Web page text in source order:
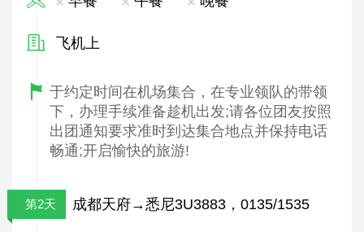
飞机上
于约定时间在机场集合，在专业领队的带领
下，办理手续准备趁机出发;请各位团友按照
出团通知要求准时到达集合地点并保持电话
畅通;开启愉快的旅游!
第2天 成都天府→悉尼3U3883，0135/1535